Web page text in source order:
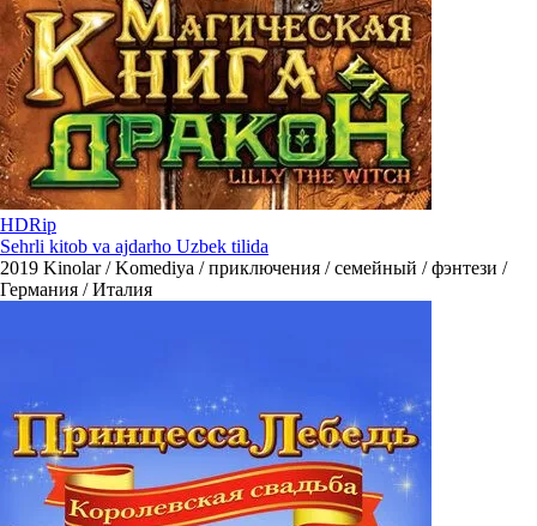
HDRip
Sehrli kitob va ajdarho Uzbek tilida
2019 Kinolar / Komediya / приключения / семейный / фэнтези /
Германия / Италия